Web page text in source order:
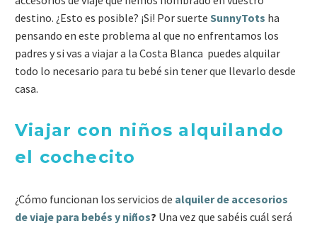
destino. ¿Esto es posible? ¡Si! Por suerte SunnyTots ha
pensando en este problema al que no enfrentamos los
padres y si vas a viajar a la Costa Blanca puedes alquilar
todo lo necesario para tu bebé sin tener que llevarlo desde
casa.
Viajar con niños alquilando
el cochecito
¿Cómo funcionan los servicios de alquiler de accesorios
de viaje para bebés y niños? Una vez que sabéis cuál será